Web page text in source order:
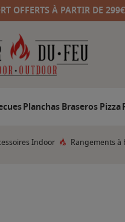
OFFERTS À PARTIR DE
PlanchasBraserosPizza
Indoor Rangements à